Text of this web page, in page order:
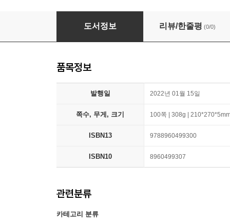
초등영어 문법부터 해결한다 Basic Level 3
도서정보 리뷰/한줄평 (0/0)
품목정보
발행일 2022년 01월 15일
쪽수, 무게, 크기 100쪽 | 308g |
ISBN13 9788960499300
ISBN10 8960499307
관련분류
카테고리 분류